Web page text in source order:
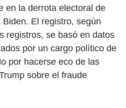
en la derrota electoral de
El registro, según
registros, se basó en datos
por un cargo político de
por hacerse eco de las
sobre el fraude